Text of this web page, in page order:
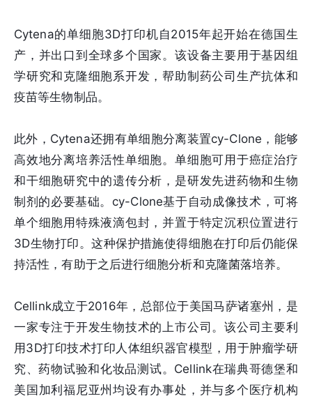
Cytena的单细胞3D打印机自2015年起开始在德国生
产，并出口到全球多个国家。该设备主要用于基因组
学研究和克隆细胞系开发，帮助制药公司生产抗体和
疫苗等生物制品。
此外，Cytena还拥有单细胞分离装置cy-Clone，能够
高效地分离培养活性单细胞。单细胞可用于癌症治疗
和干细胞研究中的遗传分析，是研发先进药物和生物
制剂的必要基础。cy-Clone基于自动成像技术，可将
单个细胞用特殊液滴包封，并置于特定沉积位置进行
3D生物打印。这种保护措施使得细胞在打印后仍能保
持活性，有助于之后进行细胞分析和克隆菌落培养。
Cellink成立于2016年，总部位于美国马萨诸塞州，是
一家专注于开发生物技术的上市公司。该公司主要利
用3D打印技术打印人体组织器官模型，用于肿瘤学研
究、药物试验和化妆品测试。Cellink在瑞典哥德堡和
美国加利福尼亚州均设有办事处，并与多个医疗机构